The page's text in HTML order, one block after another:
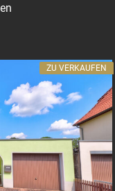
ZU VERKAUFEN